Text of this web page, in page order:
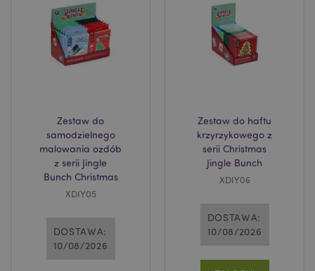
Zestaw do
samodzielnego
malowania ozdób
z serii Jingle
Bunch Christmas
XDIY05
DOSTAWA:
10/08/2026
Zestaw do haftu
krzyrzykowego z
serii Christmas
Jingle Bunch
XDIY06
DOSTAWA:
10/08/2026